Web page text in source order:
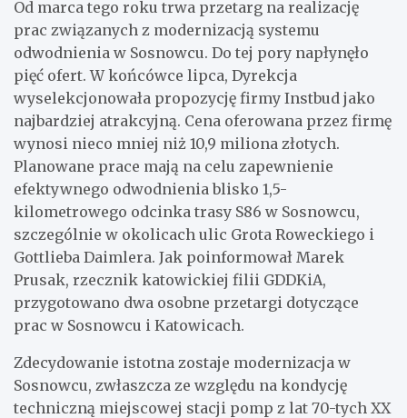
Od marca tego roku trwa przetarg na realizację
prac związanych z modernizacją systemu
odwodnienia w Sosnowcu. Do tej pory napłynęło
pięć ofert. W końcówce lipca, Dyrekcja
wyselekcjonowała propozycję firmy Instbud jako
najbardziej atrakcyjną. Cena oferowana przez firmę
wynosi nieco mniej niż 10,9 miliona złotych.
Planowane prace mają na celu zapewnienie
efektywnego odwodnienia blisko 1,5-
kilometrowego odcinka trasy S86 w Sosnowcu,
szczególnie w okolicach ulic Grota Roweckiego i
Gottlieba Daimlera. Jak poinformował Marek
Prusak, rzecznik katowickiej filii GDDKiA,
przygotowano dwa osobne przetargi dotyczące
prac w Sosnowcu i Katowicach.
Zdecydowanie istotna zostaje modernizacja w
Sosnowcu, zwłaszcza ze względu na kondycję
techniczną miejscowej stacji pomp z lat 70-tych XX